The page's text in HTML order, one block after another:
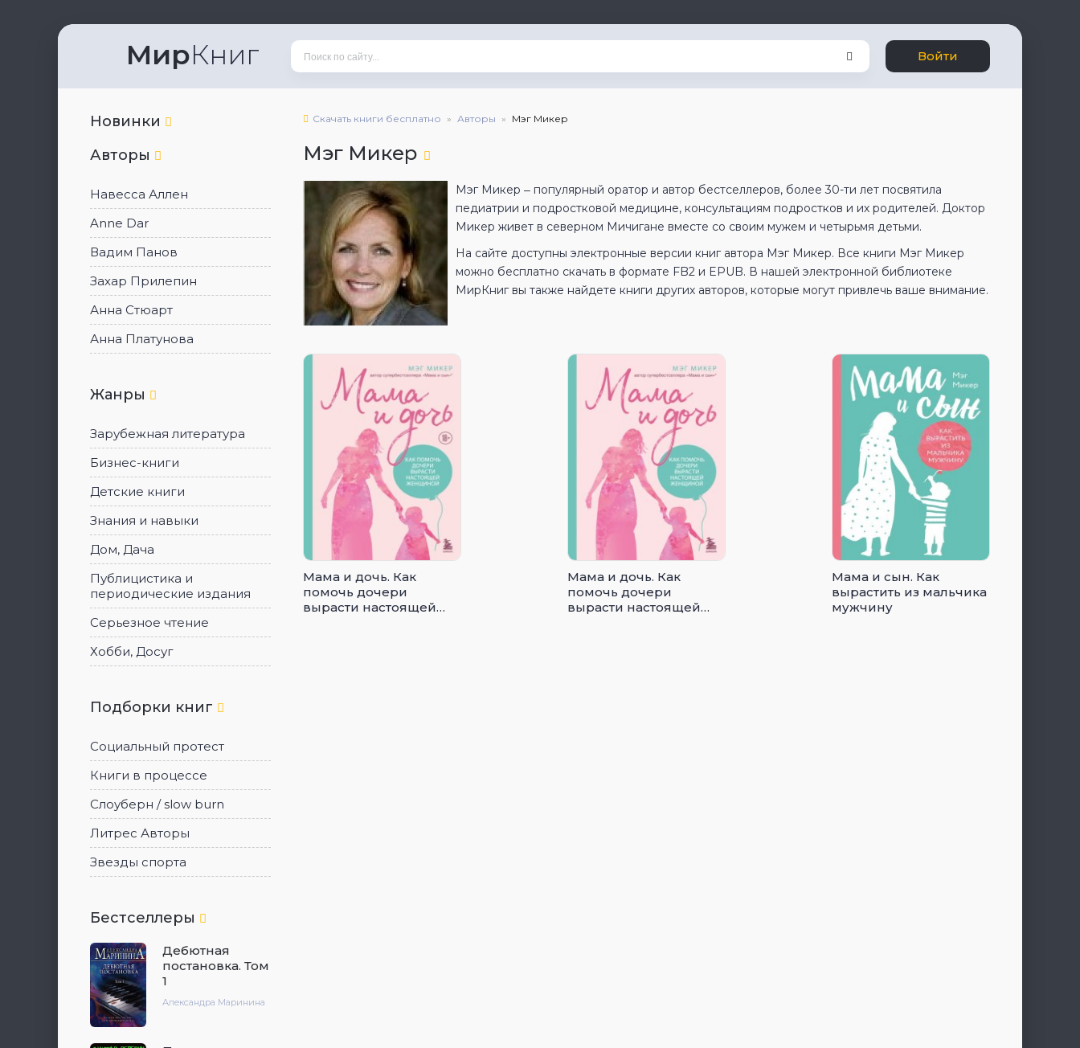
МирКниг Войти
Новинки
Авторы
Навесса Аллен
Anne Dar
Вадим Панов
Захар Прилепин
Анна Стюарт
Анна Платунова
Жанры
Зарубежная литература
Бизнес-книги
Детские книги
Знания и навыки
Дом, Дача
Публицистика и
периодические издания
Серьезное чтение
Хобби, Досуг
Подборки книг
Социальный протест
Книги в процессе
Слоуберн / slow burn
Литрес Авторы
Звезды спорта
Бестселлеры
Дебютная
постановка. Том
1
Александра Маринина
Скачать книги бесплатно Авторы Мэг Микер
Мэг Микер
Мэг Микер ‒ популярный оратор и автор бестселлеров, более 30-ти лет посвятила
педиатрии и подростковой медицине, консультациям подростков и их родителей. Доктор
Микер живет в северном Мичигане вместе со своим мужем и четырьмя детьми.
На сайте доступны электронные версии книг автора Мэг Микер. Все книги Мэг Микер
можно бесплатно скачать в формате FB2 и EPUB. В нашей электронной библиотеке
МирКниг вы также найдете книги других авторов, которые могут привлечь ваше внимание.
Мама и дочь. Как
помочь дочери
вырасти настоящей
Мама и дочь. Как
помочь дочери
вырасти настоящей
Мама и сын. Как
вырастить из мальчика
мужчину